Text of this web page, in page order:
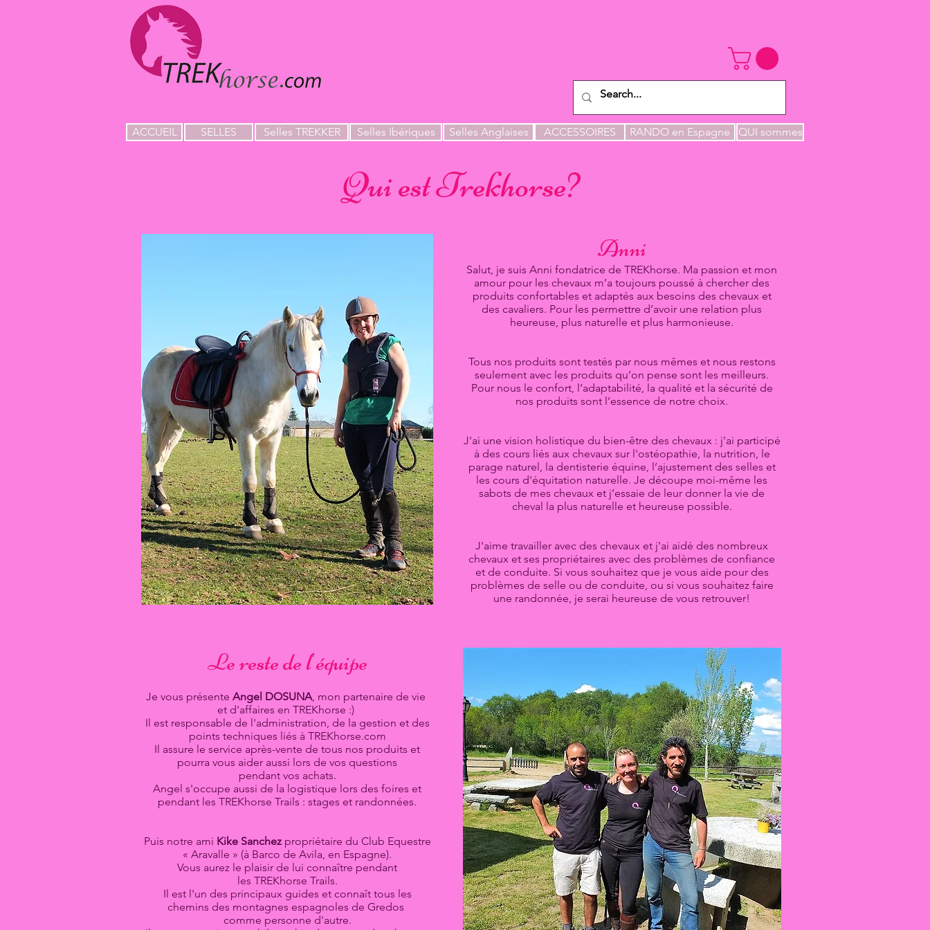
ACCUEIL SELLES Selles TREKKER Selles Ibériques Selles Anglaises ACCESSOIRES RANDO en Espagne QUI sommes
Qui est Trekhorse?
Anni
Salut, je suis Anni fondatrice de TREKhorse. Ma passion et mon
amour pour les chevaux m’a toujours poussé à chercher des
produits confortables et adaptés aux besoins des chevaux et
des cavaliers. Pour les permettre d’avoir une relation plus
heureuse, plus naturelle et plus harmonieuse.
Tous nos produits sont testés par nous mêmes et nous restons
seulement avec les produits qu’on pense sont les meilleurs.
Pour nous le confort, l’adaptabilité, la qualité et la sécurité de
nos produits sont l’essence de notre choix.
J'ai une vision holistique du bien-être des chevaux : j'ai participé
à des cours liés aux chevaux sur l'ostéopathie, la nutrition, le
parage naturel, la dentisterie équine, l’ajustement des selles et
les cours d'équitation naturelle. Je découpe moi-même les
sabots de mes chevaux et j’essaie de leur donner la vie de
cheval la plus naturelle et heureuse possible.
J'aime travailler avec des chevaux et j'ai aidé des nombreux
chevaux et ses propriétaires avec des problèmes de confiance
et de conduite. Si vous souhaitez que je vous aide pour des
problèmes de selle ou de conduite, ou si vous souhaitez faire
une randonnée, je serai heureuse de vous retrouver!
Le reste de l'équipe
Je vous présente Angel DOSUNA, mon partenaire de vie
et d'affaires en TREKhorse :)
Il est responsable de l'administration, de la gestion et des
points techniques liés à TREKhorse.com
Il assure le service après-vente de tous nos produits et
pourra vous aider aussi lors de vos questions
pendant vos achats.
Angel s'occupe aussi de la logistique lors des foires et
pendant les TREKhorse Trails : stages et randonnées.
Puis notre ami Kike Sanchez propriétaire du Club Equestre
« Aravalle » (à Barco de Avila, en Espagne).
Vous aurez le plaisir de lui connaître pendant
les TREKhorse Trails.
Il est l'un des principaux guides et connaît tous les
chemins des montagnes espagnoles de Gredos
comme personne d'autre.